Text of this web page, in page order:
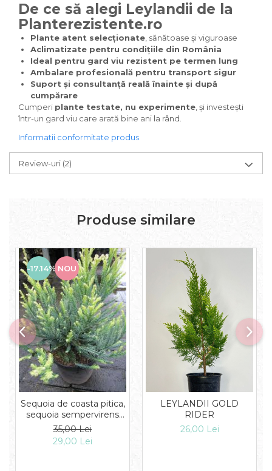
De ce să alegi Leylandii de la
Planterezistente.ro
Plante atent selecționate, sănătoase și viguroase
Aclimatizate pentru condițiile din România
Ideal pentru gard viu rezistent pe termen lung
Ambalare profesională pentru transport sigur
Suport și consultanță reală înainte și după
cumpărare
Cumperi plante testate, nu experimente, și investești
într-un gard viu care arată bine ani la rând.
Informatii conformitate produs
Review-uri (2)
Produse similare
-17.14% NOU
Sequoia de coasta pitica,
sequoia sempervirens
adpressa
35,00 Lei
29,00 Lei
LEYLANDII GOLD
RIDER
26,00 Lei